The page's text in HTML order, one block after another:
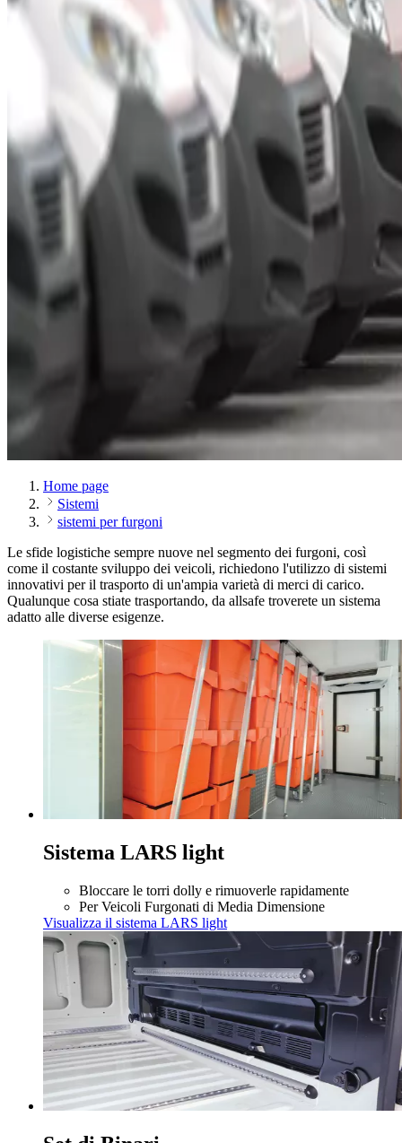
Home page
Sistemi
sistemi per furgoni
Le sfide logistiche sempre nuove nel segmento dei furgoni, così
come il costante sviluppo dei veicoli, richiedono l'utilizzo di sistemi
innovativi per il trasporto di un'ampia varietà di merci di carico.
Qualunque cosa stiate trasportando, da allsafe troverete un sistema
adatto alle diverse esigenze.
Sistema LARS light
Bloccare le torri dolly e rimuoverle rapidamente
Per Veicoli Furgonati di Media Dimensione
Visualizza il sistema LARS light